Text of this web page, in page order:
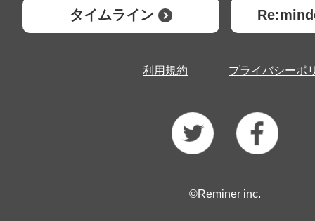
タイムライン
利用規約 プライバシーポ
©Reminer inc.